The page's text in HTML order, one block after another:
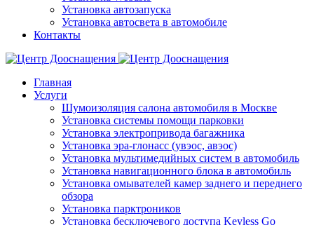
Установка автозапуска
Установка автосвета в автомобиле
Контакты
Главная
Услуги
Шумоизоляция салона автомобиля в Москве
Установка системы помощи парковки
Установка электропривода багажника
Установка эра-глонасс (увэос, авэос)
Установка мультимедийных систем в автомобиль
Установка навигационного блока в автомобиль
Установка омывателей камер заднего и переднего
обзора
Установка парктроников
Установка бесключевого доступа Keyless Go